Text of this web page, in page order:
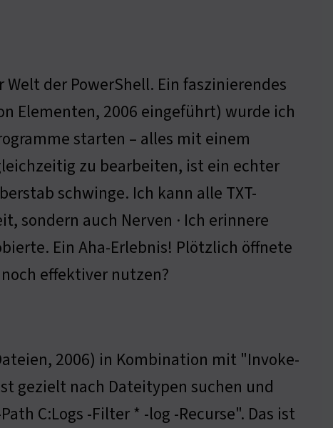
der PowerShell. Ein faszinierendes
Elementen, 2006 eingeführt) wurde ich
starten – alles mit einem
zu bearbeiten, ist ein echter
schwinge. Ich kann alle TXT-
sondern auch Nerven · Ich erinnere
Ein Aha-Erlebnis! Plötzlich öffnete
effektiver nutzen?
2006) in Kombination mit "Invoke-
gezielt nach Dateitypen suchen und
C:Logs -Filter * -log -Recurse". Das ist